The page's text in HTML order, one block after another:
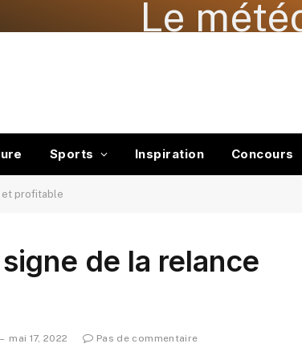
Le
Sports Inspiration Concours
et profitable
de la relance
mai 17, 2022 Pas de commentaire